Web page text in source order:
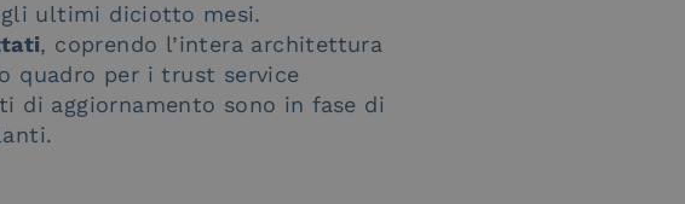
ultimi diciotto mesi.
, coprendo l’intera architettura
quadro per i trust service
di aggiornamento sono in fase di